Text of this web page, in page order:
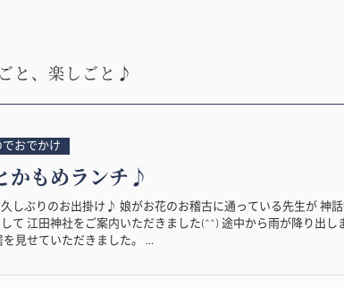
と、楽しごと♪
でおでかけ
かもめランチ♪
しぶりのお出掛け♪ 娘がお花のお稽古に通っている先生が 神
て 江田神社をご案内いただきました(^^) 途中から雨が降り出し
見せていただきました。 ...